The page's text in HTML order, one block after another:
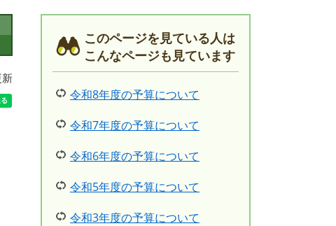
このページを見ている人は
こんなページも見ています
令和8年度の予算について
令和7年度の予算について
令和6年度の予算について
令和5年度の予算について
令和3年度の予算について